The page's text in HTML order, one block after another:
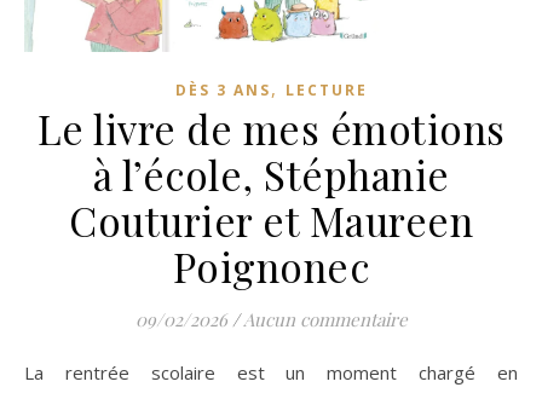
DÈS 3 ANS, LECTURE
Le livre de mes émotions
à l’école, Stéphanie
Couturier et Maureen
Poignonec
09/02/2026 / Aucun commentaire
La rentrée scolaire est un moment chargé en